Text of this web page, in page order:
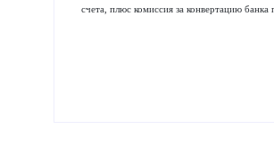
счета, плюс комиссия за конвертацию банка